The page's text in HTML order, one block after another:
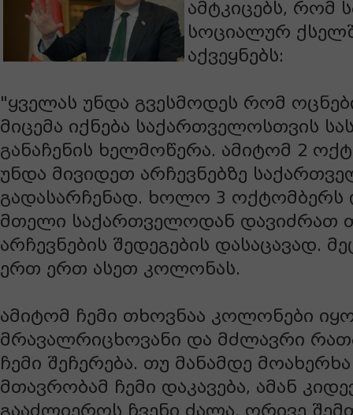
ამტკიცებს, რომ
სოციალურ
აქვეყნებს:
"ყველას უნდა გვესმოდეს რომ
მიცემა იქნება საქართველოსთვის
განაჩენის ხელმოწერა. ამიტომ 2
უნდა მივიდეთ არჩევნებზე
გადასარჩენად. ხოლო 3
მთელი საქართველოდან დავიძრათ
არჩევნების შედეგების დასაცავად.
ერთ ერთ ასეთ კოლონას.
ამიტომ ჩემი თხოვნაა კოლონები
მრავალრიცხოვანი და მძლავრი
ჩემი შეჩერება. თუ მანამდე
მთავრობამ ჩემი დაკავება, ამან
გააძლიეროს ჩვენი ძალა. ორივე